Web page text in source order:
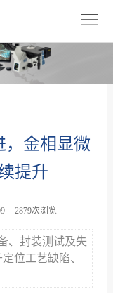
，金相显微
提升
2879次浏览
、封装测试及失
位工艺缺陷、